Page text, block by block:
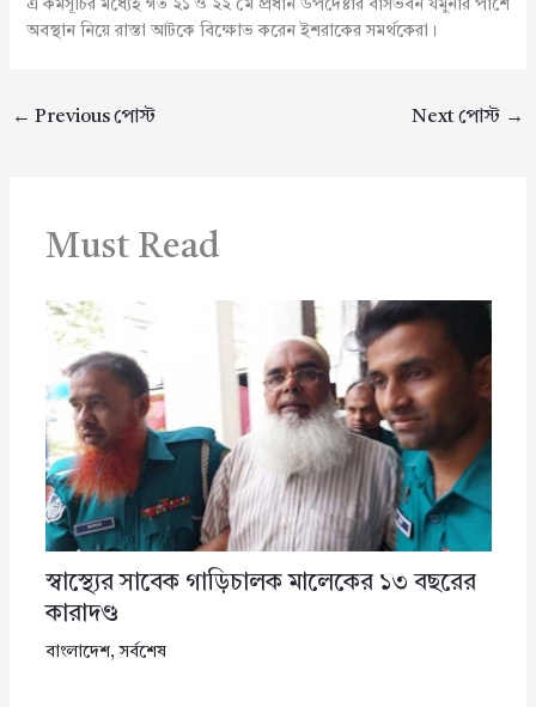
এ কর্মসূচির মধ্যেই গত ২১ ও ২২ মে প্রধান উপদেষ্টার বাসভবন যমুনার পাশে
অবস্থান নিয়ে রাস্তা আটকে বিক্ষোভ করেন ইশরাকের সমর্থকেরা।
← Previous পোস্ট Next পোস্ট →
Must Read
স্বাস্থ্যের সাবেক গাড়িচালক মালেকের ১৩ বছরের
কারাদণ্ড
বাংলাদেশ,সর্বশেষ